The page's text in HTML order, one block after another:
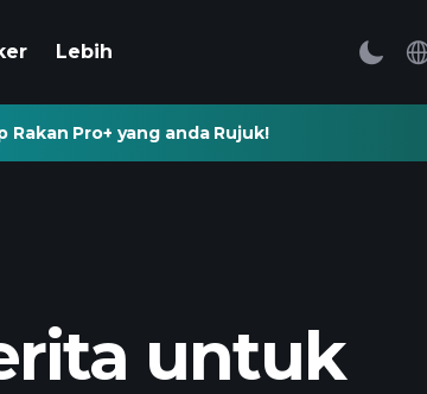
Lebih
Pro+ yang anda Rujuk!
untuk